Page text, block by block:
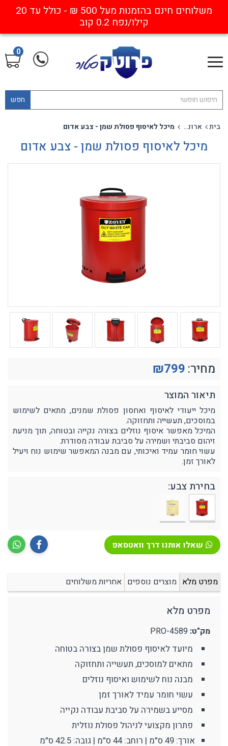
משלוחים חינם בהזמנות מעל 500 ₪ - כולל עד 20
קילו/נפח 0.2 קוב
חפש
0
בית ארונות ומאצרות מיכל לאיסוף פסולת שמן - צבע אדום
מיכל לאיסוף פסולת שמן - צבע אדום
מחיר: 799
₪
תיאור המוצר
מיכל ייעודי לאיסוף ואחסון פסולת שמנים, מתאים לשימוש
במוסכים, תעשייה ותחזוקה.
המיכל מאפשר איסוף נוזלים בצורה נקייה ובטוחה, תוך מניעת
זיהום סביבתי ושמירה על סביבת עבודה מסודרת.
עשוי חומר עמיד ואיכותי, עם מבנה המאפשר שימוש נוח ויעיל
לאורך זמן.
בחירת צבע:
שאלו אותנו דרך וואטסאפ
מפרט מלא מוצרים נוספים אחריות משלוחים
מפרט מלא
מק"ט: PRO-4589
מיועד לאיסוף פסולת שמן בצורה בטוחה
מתאים למוסכים, תעשייה ותחזוקה
מבנה נוח לשימוש ואיסוף נוזלים
עשוי חומר עמיד לאורך זמן
מסייע בשמירה על סביבת עבודה נקייה
פתרון מקצועי לניהול פסולת נוזלית
אורך: 49 ס״מ | רוחב: 44 ס״מ | גובה: 42.5 ס״מ